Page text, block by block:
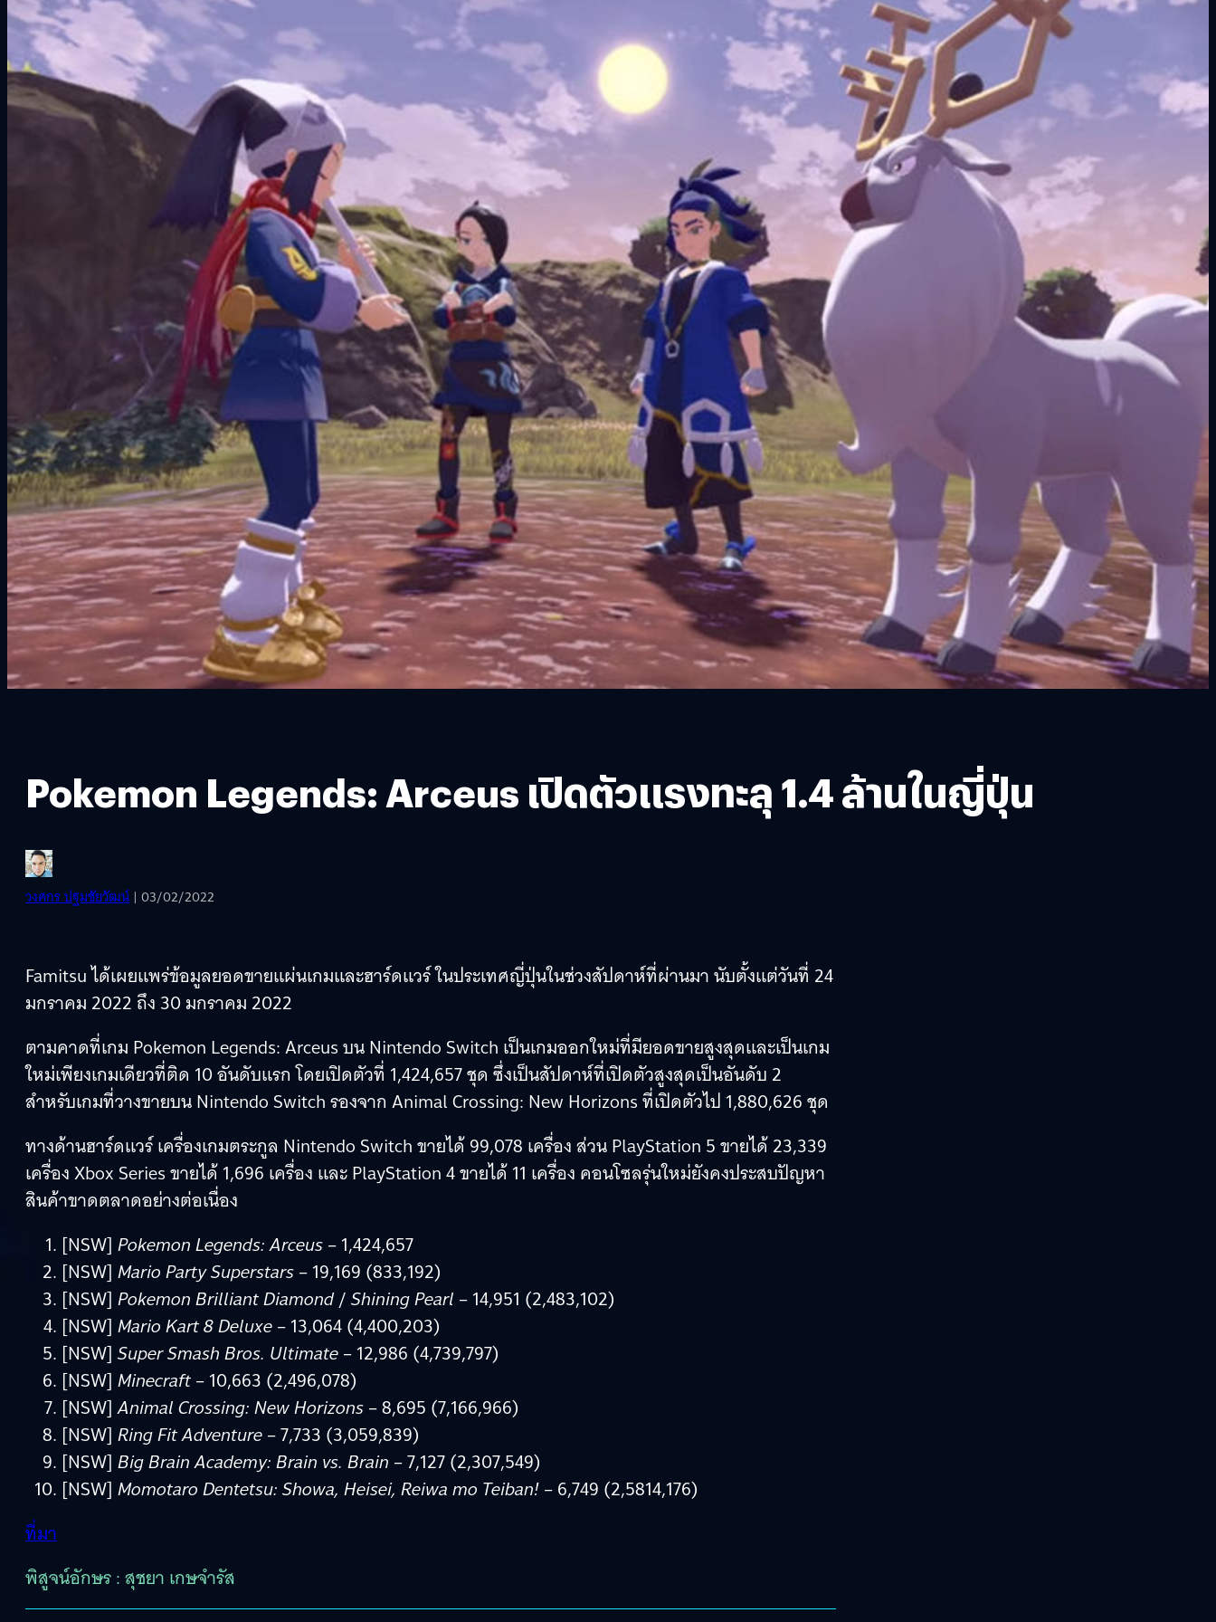
Pokemon Legends: Arceus เปิดตัวแรงทะลุ 1.4 ล้านในญี่ปุ่น
วงศกร ปฐมชัยวัฒน์ | 03/02/2022
Famitsu ได้เผยแพร่ข้อมูลยอดขายแผ่นเกมและฮาร์ดแวร์ ในประเทศญี่ปุ่นในช่วงสัปดาห์ที่ผ่านมา นับตั้งแต่วันที่ 24
มกราคม 2022 ถึง 30 มกราคม 2022
ตามคาดที่เกม Pokemon Legends: Arceus บน Nintendo Switch เป็นเกมออกใหม่ที่มียอดขายสูงสุดและเป็นเกม
ใหม่เพียงเกมเดียวที่ติด 10 อันดับแรก โดยเปิดตัวที่ 1,424,657 ชุด ซึ่งเป็นสัปดาห์ที่เปิดตัวสูงสุดเป็นอันดับ 2
สำหรับเกมที่วางขายบน Nintendo Switch รองจาก Animal Crossing: New Horizons ที่เปิดตัวไป 1,880,626 ชุด
ทางด้านฮาร์ดแวร์ เครื่องเกมตระกูล Nintendo Switch ขายได้ 99,078 เครื่อง ส่วน PlayStation 5 ขายได้ 23,339
เครื่อง Xbox Series ขายได้ 1,696 เครื่อง และ PlayStation 4 ขายได้ 11 เครื่อง คอนโซลรุ่นใหม่ยังคงประสบปัญหา
สินค้าขาดตลาดอย่างต่อเนื่อง
[NSW] Pokemon Legends: Arceus– 1,424,657
[NSW] Mario Party Superstars– 19,169 (833,192)
[NSW] Pokemon Brilliant Diamond/Shining Pearl – 14,951 (2,483,102)
[NSW] Mario Kart 8 Deluxe– 13,064 (4,400,203)
[NSW] Super Smash Bros. Ultimate– 12,986 (4,739,797)
[NSW] Minecraft– 10,663 (2,496,078)
[NSW]Animal Crossing: New Horizons– 8,695 (7,166,966)
[NSW] Ring Fit Adventure– 7,733 (3,059,839)
[NSW] Big Brain Academy: Brain vs. Brain – 7,127 (2,307,549)
[NSW] Momotaro Dentetsu: Showa, Heisei, Reiwa mo Teiban!– 6,749 (2,5814,176)
ที่มา
พิสูจน์อักษร : สุชยา เกษจำรัส